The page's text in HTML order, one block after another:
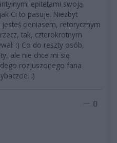
epitetami swoją
Ci to pasuje. Niezbyt
cieniasem, retorycznym
tak, czterokrotnym
:) Co do reszty osób,
ale nie chce mi się
rozjuszonego fana
:)
0